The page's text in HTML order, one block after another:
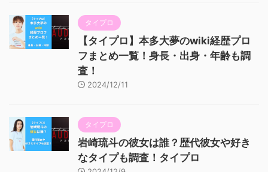
タイプロ
【タイプロ】本多大夢のwiki経歴プロ
フまとめ一覧！身長・出身・年齢も調
査！
2024/12/11
タイプロ
岩崎琉斗の彼女は誰？歴代彼女や好き
なタイプも調査！タイプロ